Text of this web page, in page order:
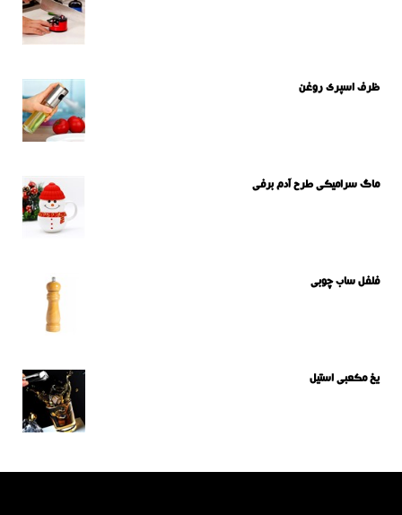
ظرف اسپری روغن
ماگ سرامیکی طرح آدم برفی
فلفل ساب چوبی
یخ مکعبی استیل